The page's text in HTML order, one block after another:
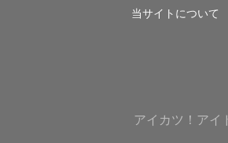
当サイトについて
アイカツ！ アイ